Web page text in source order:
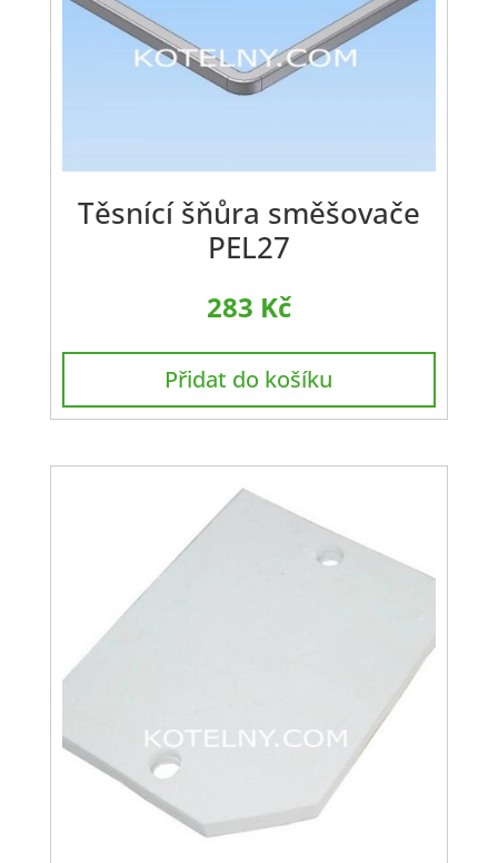
Těsnící šňůra směšovače
PEL27
283 Kč
Přidat do košíku